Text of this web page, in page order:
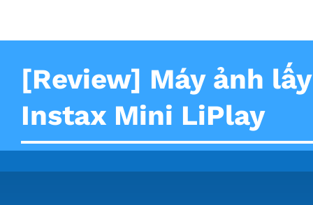
[Review] Máy ảnh
Instax Mini LiPlay